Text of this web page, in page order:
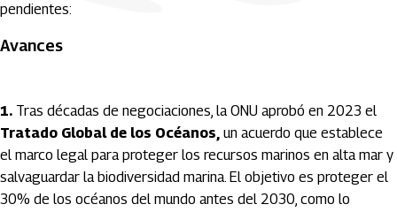
pendientes:
Avances
1. Tras décadas de negociaciones, la ONU aprobó en 2023 el
Tratado Global de los Océanos, un acuerdo que establece
el marco legal para proteger los recursos marinos en alta mar y
salvaguardar la biodiversidad marina. El objetivo es proteger el
30% de los océanos del mundo antes del 2030, como lo